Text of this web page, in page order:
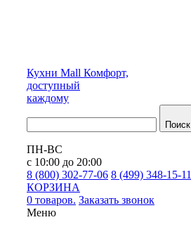
Кухни Mall Комфорт,
доступный
каждому
Поиск
ПН-ВС
с 10:00 до 20:00
8 (800) 302-77-06 8 (499) 348-15-11
КОРЗИНА
0 товаров. Заказать звонок
Меню